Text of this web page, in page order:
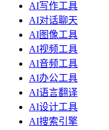
AI写作工具
AI对话聊天
AI图像工具
AI视频工具
AI音频工具
AI办公工具
AI语言翻译
AI设计工具
AI搜索引擎